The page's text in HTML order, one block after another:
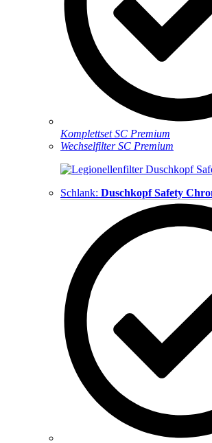
Komplettset SC Premium
Wechselfilter SC Premium
Schlank: Duschkopf Safety